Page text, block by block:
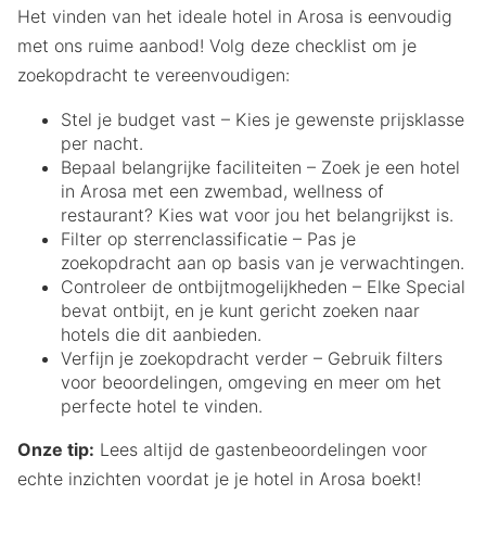
Het vinden van het ideale hotel in Arosa is eenvoudig
met ons ruime aanbod! Volg deze checklist om je
zoekopdracht te vereenvoudigen:
Stel je budget vast – Kies je gewenste prijsklasse
per nacht.
Bepaal belangrijke faciliteiten – Zoek je een hotel
in Arosa met een zwembad, wellness of
restaurant? Kies wat voor jou het belangrijkst is.
Filter op sterrenclassificatie – Pas je
zoekopdracht aan op basis van je verwachtingen.
Controleer de ontbijtmogelijkheden – Elke Special
bevat ontbijt, en je kunt gericht zoeken naar
hotels die dit aanbieden.
Verfijn je zoekopdracht verder – Gebruik filters
voor beoordelingen, omgeving en meer om het
perfecte hotel te vinden.
Onze tip: Lees altijd de gastenbeoordelingen voor
echte inzichten voordat je je hotel in Arosa boekt!